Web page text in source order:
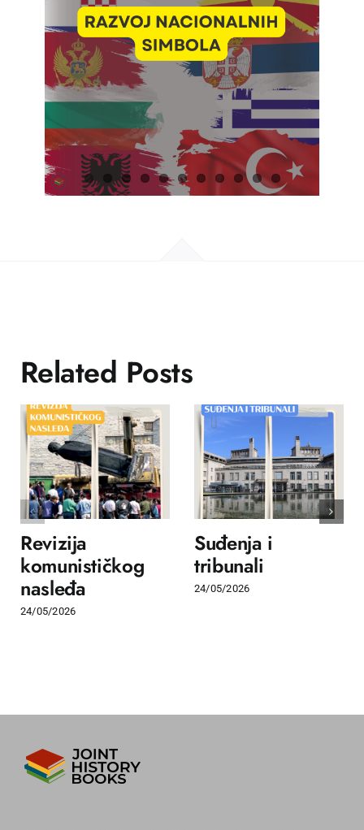
Related Posts
Revizija
komunističkog
nasleđa
24/05/2026
Suđenja i
tribunali
24/05/2026